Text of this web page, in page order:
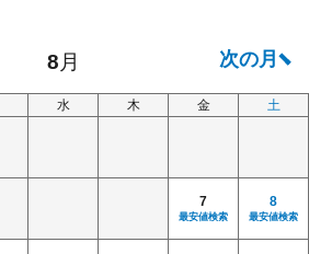
水 木 金 土
7
最安値検索
8
最安値検索